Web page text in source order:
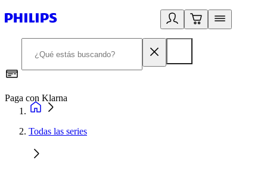
Paga con Klarna
Todas las series